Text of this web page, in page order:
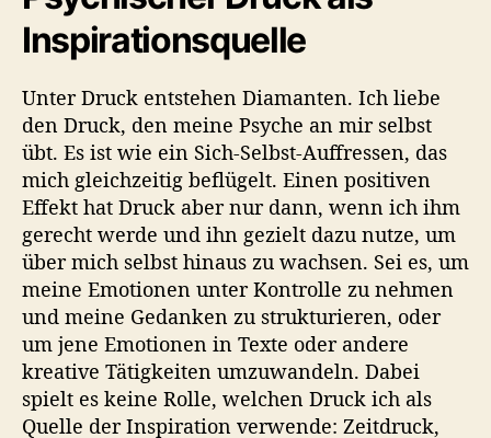
Inspirationsquelle
Unter Druck entstehen Diamanten. Ich liebe
den Druck, den meine Psyche an mir selbst
übt. Es ist wie ein Sich-Selbst-Auffressen, das
mich gleichzeitig beflügelt. Einen positiven
Effekt hat Druck aber nur dann, wenn ich ihm
gerecht werde und ihn gezielt dazu nutze, um
über mich selbst hinaus zu wachsen. Sei es, um
meine Emotionen unter Kontrolle zu nehmen
und meine Gedanken zu strukturieren, oder
um jene Emotionen in Texte oder andere
kreative Tätigkeiten umzuwandeln. Dabei
spielt es keine Rolle, welchen Druck ich als
Quelle der Inspiration verwende: Zeitdruck,